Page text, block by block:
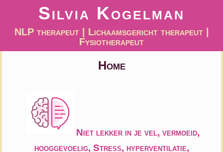
Silvia Kogelman
NLP therapeut | Lichaamsgericht therapeut |
Fysiotherapeut
Home
Niet lekker in je vel, vermoeid,
hooggevoelig, Stress, hyperventilatie,